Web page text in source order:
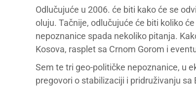
Odlučujuće u 2006. će biti kako će se
oluju. Tačnije, odlučujuće će biti koliko
nepoznanice spada nekoliko pitanja.
Kosova, rasplet sa Crnom Gorom i
Sem te tri geo-političke nepoznanice, u
pregovori o stabilizaciji i pridruživanju